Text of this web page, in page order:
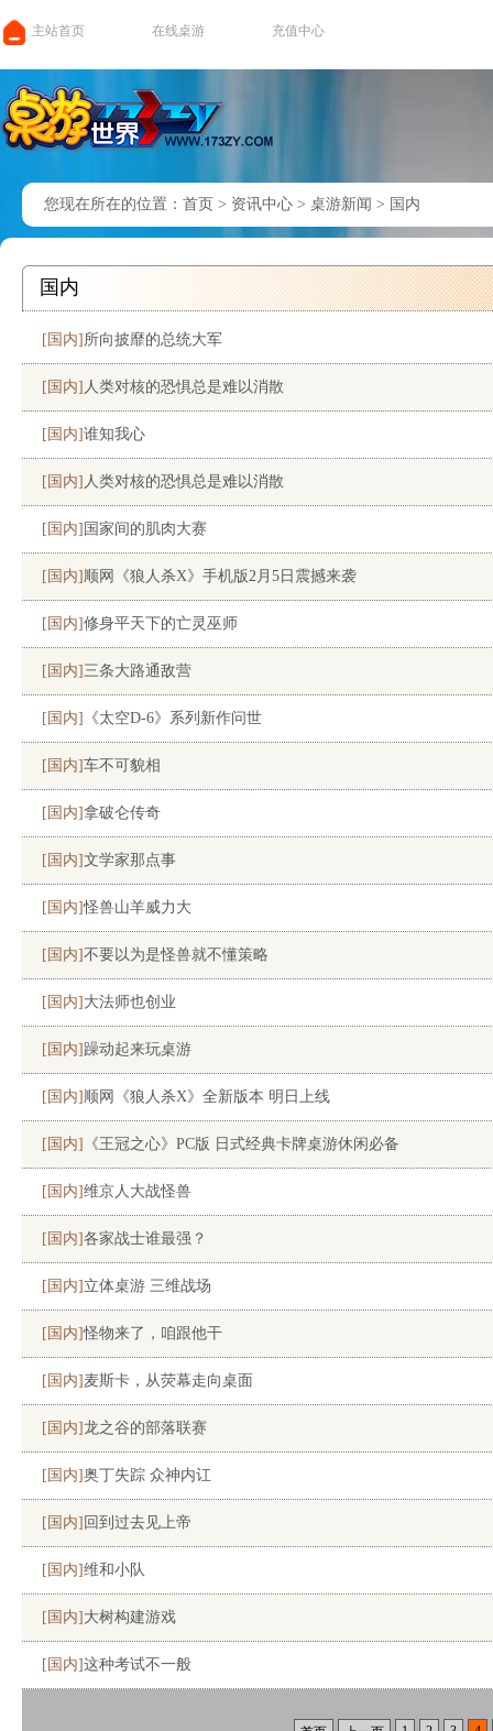
主站首页 在线桌游 充值中心
您现在所在的位置： 首页 > 资讯中心 > 桌游新闻 > 国内
国内
[国内] 所向披靡的总统大军
[国内] 人类对核的恐惧总是难以消散
[国内]谁知我心
[国内] 人类对核的恐惧总是难以消散
[国内] 国家间的肌肉大赛
[国内] 顺网《狼人杀X》手机版2月5日震撼来袭
[国内]修身平天下的亡灵巫师
[国内]三条大路通敌营
[国内] 《太空D-6》系列新作问世
[国内]车不可貌相
[国内]拿破仑传奇
[国内]文学家那点事
[国内]怪兽山羊威力大
[国内]不要以为是怪兽就不懂策略
[国内] 大法师也创业
[国内] 躁动起来玩桌游
[国内] 顺网《狼人杀X》全新版本 明日上线
[国内] 《王冠之心》PC版 日式经典卡牌桌游休闲必备
[国内]维京人大战怪兽
[国内]各家战士谁最强？
[国内] 立体桌游 三维战场
[国内]怪物来了，咱跟他干
[国内] 麦斯卡，从荧幕走向桌面
[国内]龙之谷的部落联赛
[国内]奥丁失踪 众神内讧
[国内] 回到过去见上帝
[国内]维和小队
[国内] 大树构建游戏
[国内]这种考试不一般